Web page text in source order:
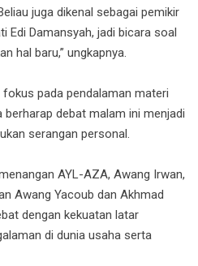
juga dikenal sebagai pemikir
Edi Damansyah, jadi bicara soal
hal baru,” ungkapnya.
pada pendalaman materi
debat malam ini menjadi
serangan personal.
AYL-AZA, Awang Irwan,
Awang Yacoub dan Akhmad
dengan kekuatan latar
di dunia usaha serta